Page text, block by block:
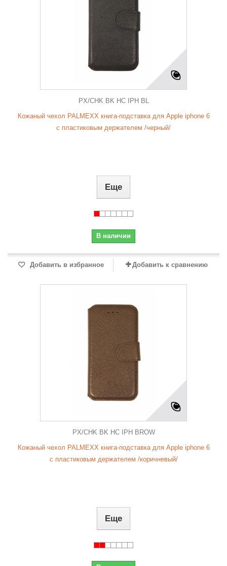
PX/CHK BK HC IPH BL
Кожаный чехол PALMEXX книга-подставка для Apple iphone 6
с пластиковым держателем /черный/
Еще
В наличии
Добавить в избранное Добавить к сравнению
PX/CHK BK HC IPH BROW
Кожаный чехол PALMEXX книга-подставка для Apple iphone 6
с пластиковым держателем /коричневый/
Еще